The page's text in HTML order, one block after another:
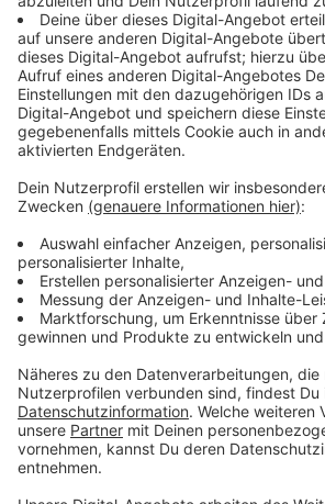
mehr als 16.500 Kilometer Bundes-,
Kreisstraßen, 39 Tunnelanlagen mit
Gesamtröhrenlänge von etwa 27
6.800 Brücken- und Ingenieurbauten
7.800 Kilometer Radwege. Hinzu
Straßeninfrastrukturbauten, für die die
Anzeige
Inhalt des Programms vom
Verkehrsministerium
Das Zehn-Jahres-Programm
Punkten, mit welchen das Land NRW